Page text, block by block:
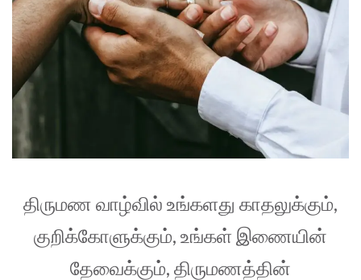
திருமண வாழ்வில் உங்களது காதலுக்கும்,
குறிக்கோளுக்கும், உங்கள் இணையின்
தேவைக்கும், திருமணத்தின்